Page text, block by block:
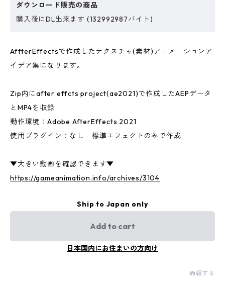
ダウンロード販売の商品
購入後にDL出来ます (132992987バイト)
AffterEffectsで作成したテクスチャ(素材)アニメーションア
イデア集になります。
Zip内にafter effcts project(ae2021)で作成したAEPデータ
とMP4を収録
動作環境：Adobe AfterEffects 2021
使用プラグイン：なし 標準エフェクトのみで作成
▼大きい動画を確認できます▼
https://gameanimation.info/archives/3104
Ship to Japan only
Add to cart
日本国内にお住まいの方向け
通報する